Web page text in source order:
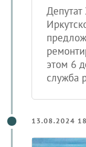
Депутат
этом 6
служба
13.08.2024